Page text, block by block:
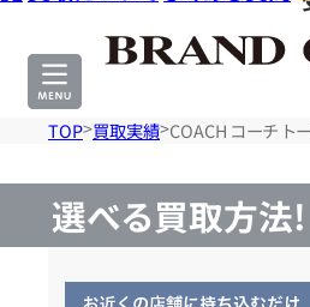
TOP 買取実績 COACH コーチ ト
選べる買取方法!